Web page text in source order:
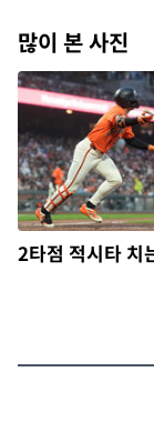
많이 본 사진
2타점 적시타 치